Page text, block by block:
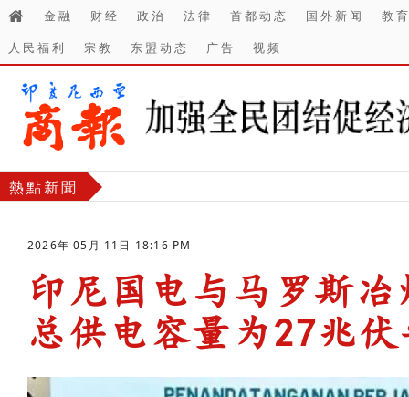
金融 财经 政治 法律 首都动态 国外新闻
教
人民福利
宗教 东盟动态 广告 视频
熱點新聞
2026年 05月 11日 18:16 PM
印尼国电与马罗斯
总供电容量为27兆伏